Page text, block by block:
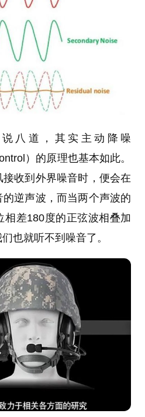
八道，其实主动降噪
）的原理也基本如此。
收到外界噪音时，便会在
逆声波，而当两个声波的
相差180度的正弦波相叠加
也就听不到噪音了。